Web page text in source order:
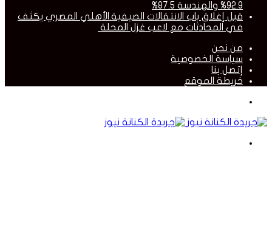
92.9% والهندسة 87.5%
قبل إغلاق باب الانتقالات الصيفية.الأهلي المصري يكثف
في المحادثات مع لاعب غزل المحلة
من نحن
سياسة الخصوصية
إتصل بنا
خريطة الموقع